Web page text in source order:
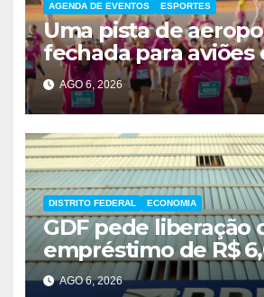
AGENDA DE EVENTOS ESPORTES
Uma pista de
fechada para aviões
a corredores neste
em Brasília
AGO 6, 2026
DISTRITO FEDERAL ECONOMIA
GDF pede liberação
empréstimo de R$
e critica inércia do
AGO 6, 2026